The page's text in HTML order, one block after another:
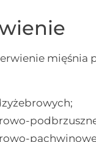
mięśnia